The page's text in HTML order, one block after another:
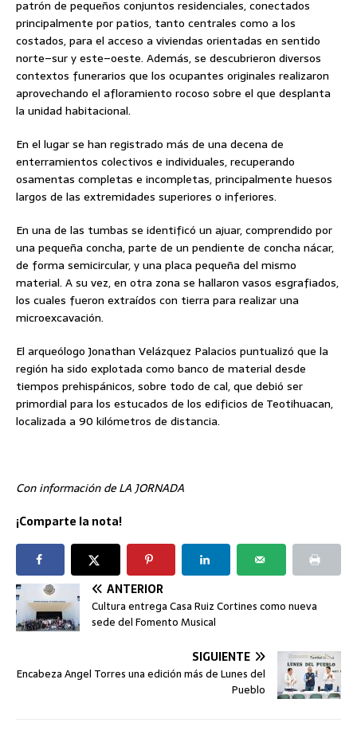
patrón de pequeños conjuntos residenciales, conectados
principalmente por patios, tanto centrales como a los
costados, para el acceso a viviendas orientadas en sentido
norte–sur y este–oeste. Además, se descubrieron diversos
contextos funerarios que los ocupantes originales realizaron
aprovechando el afloramiento rocoso sobre el que desplanta
la unidad habitacional.
En el lugar se han registrado más de una decena de
enterramientos colectivos e individuales, recuperando
osamentas completas e incompletas, principalmente huesos
largos de las extremidades superiores o inferiores.
En una de las tumbas se identificó un ajuar, comprendido por
una pequeña concha, parte de un pendiente de concha nácar,
de forma semicircular, y una placa pequeña del mismo
material. A su vez, en otra zona se hallaron vasos esgrafiados,
los cuales fueron extraídos con tierra para realizar una
microexcavación.
El arqueólogo Jonathan Velázquez Palacios puntualizó que la
región ha sido explotada como banco de material desde
tiempos prehispánicos, sobre todo de cal, que debió ser
primordial para los estucados de los edificios de Teotihuacan,
localizada a 90 kilómetros de distancia.
Con información de LA JORNADA
¡Comparte la nota!
ANTERIOR
Cultura entrega Casa Ruiz Cortines como nueva
sede del Fomento Musical
SIGUIENTE
Encabeza Angel Torres una edición más de Lunes del
Pueblo